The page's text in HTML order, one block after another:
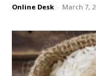
Online Desk - March 7,